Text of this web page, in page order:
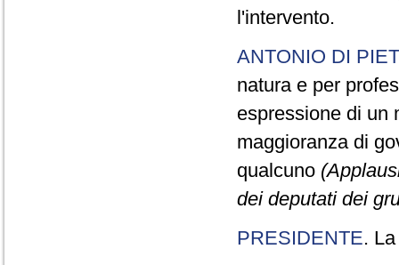
l'intervento.
ANTONIO DI
natura e per
espressione di un
maggioranza di
qualcuno
dei deputati dei
PRESIDENTE.